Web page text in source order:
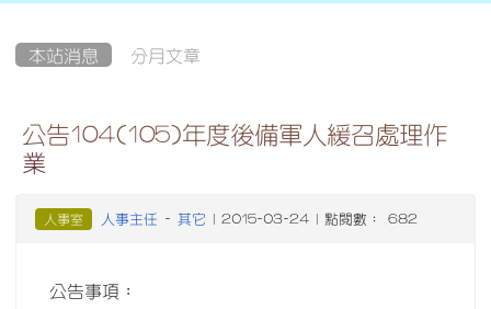
本站消息 分月文章
公告104(105)年度後備軍人緩召處理作
業
人事室 人事主任 - 其它 | 2015-03-24 | 點閱數： 682
公告事項：